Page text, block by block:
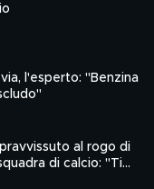
l'esperto: "Benzina
al rogo di
di calcio: "Ti